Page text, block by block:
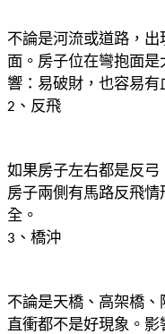
不論是河流或道路，
面。房子位在彎抱面是
響：易破財，也容易有
2 、反飛
如果房子左右都是反弓
房子兩側有馬路反飛
全。
3 、橋沖
不論是天橋、高架橋
直衝都不是好現象。 影